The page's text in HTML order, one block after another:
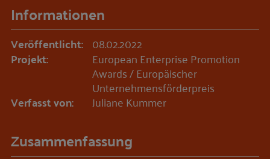
Informationen
Veröffentlicht: 08.02.2022
Projekt: European Enterprise Promotion
Awards / Europäischer
Unternehmensförderpreis
Verfasst von: Juliane Kummer
Zusammenfassung